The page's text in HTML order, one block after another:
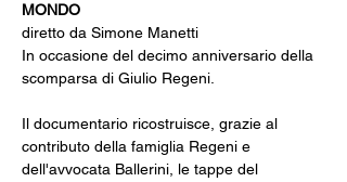
MONDO
diretto da Simone Manetti
In occasione del decimo anniversario della
scomparsa di Giulio Regeni.
Il documentario ricostruisce, grazie al
contributo della famiglia Regeni e
dell'avvocata Ballerini, le tappe del